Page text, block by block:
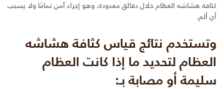
كثافة هشاشه العظام خلال دقائق معدودة، وهو إجراء آمن تمامًا ولا يسبب
أي ألم.
وتستخدم نتائج قياس كثافة هشاشه
العظام لتحديد ما إذا كانت العظام
سليمة أو مصابة بـ: